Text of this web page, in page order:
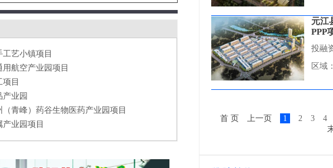
火龙果市场销售项目
场项目
工艺小镇项目
用航空产业园项目
目
产业园
（青峰）药谷生物医药产业园项目
业园项目
能制造产业园招商项目
元江
PPP
投融
区域
首 页 上一页 1 2 3 4